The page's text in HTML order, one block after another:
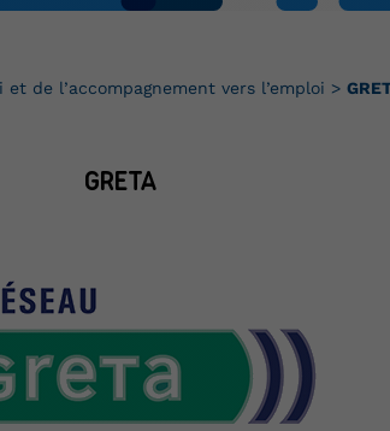
de l’accompagnement vers l’emploi >
GRETA